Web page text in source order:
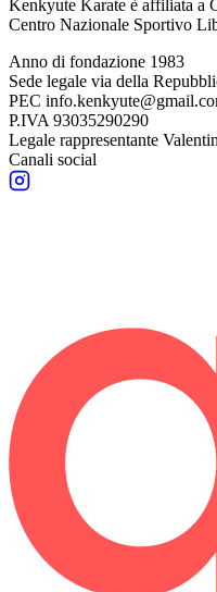
Kenkyute Karate è affiliata a
Centro Nazionale Sportivo
Anno di fondazione 1983
Sede legale via della
PEC
P.IVA 93035290290
Legale rappresentante
Canali social